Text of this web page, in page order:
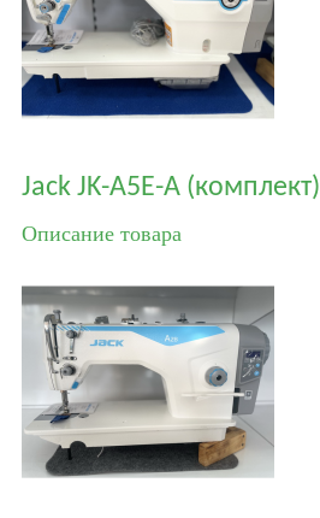
Jack JK-A5E-A (комплект)
Описание товара